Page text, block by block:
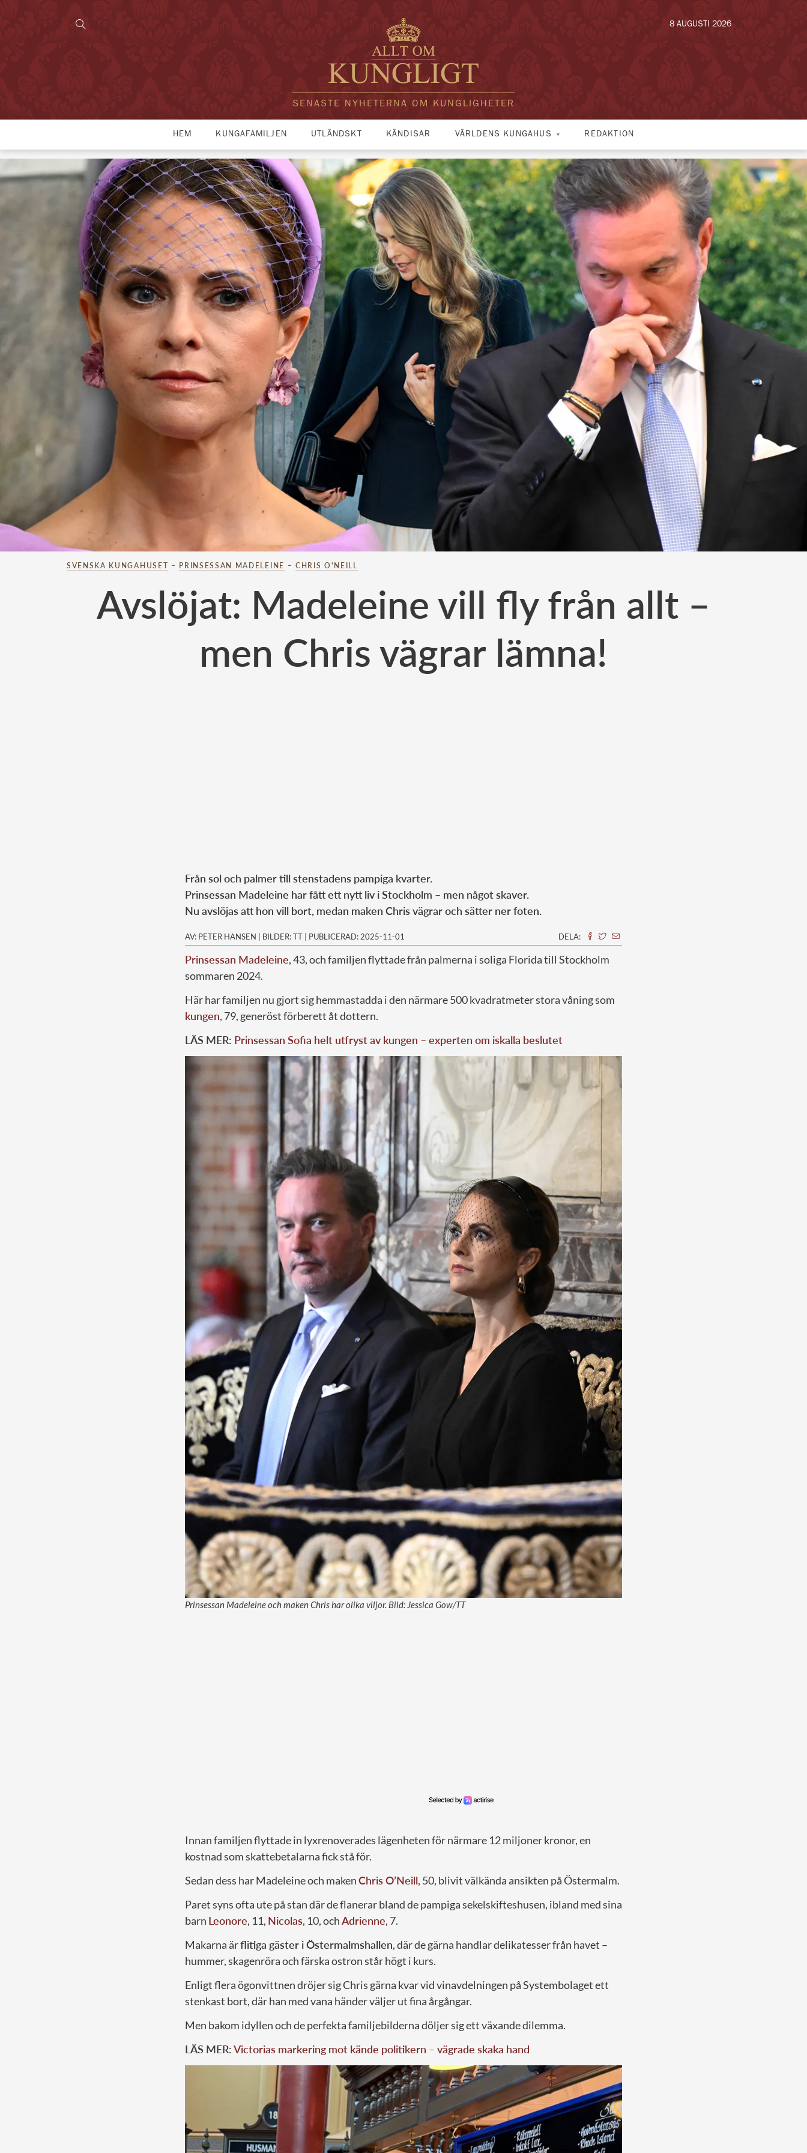
SENASTE NYHETERNA OM KUNGLIGHETER
8 AUGUSTI 2026
HEM KUNGAFAMILJEN UTLÄNDSKT KÄNDISAR VÄRLDENS KUNGAHUS REDAKTION
SVENSKA KUNGAHUSET – PRINSESSAN MADELEINE – CHRIS O'NEILL
Avslöjat: Madeleine vill fly från allt –
men Chris vägrar lämna!
Från sol och palmer till stenstadens pampiga kvarter.
Prinsessan Madeleine har fått ett nytt liv i Stockholm – men något skaver.
Nu avslöjas att hon vill bort, medan maken Chris vägrar och sätter ner foten.
AV: PETER HANSEN | BILDER: TT | PUBLICERAD: 2025-11-01 DELA:
Prinsessan Madeleine, 43, och familjen flyttade från palmerna i soliga Florida till Stockholm
sommaren 2024.
Här har familjen nu gjort sig hemmastadda i den närmare 500 kvadratmeter stora våning som
kungen, 79, generöst förberett åt dottern.
LÄS MER: Prinsessan Sofia helt utfryst av kungen – experten om iskalla beslutet
Prinsessan Madeleine och maken Chris har olika viljor. Bild: Jessica Gow/TT
Innan familjen flyttade in lyxrenoverades lägenheten för närmare 12 miljoner kronor, en
kostnad som skattebetalarna fick stå för.
Sedan dess har Madeleine och makenChris O’Neill, 50, blivit välkända ansikten på Östermalm.
Paret syns ofta ute på stan där de flanerar bland de pampiga sekelskifteshusen, ibland med sina
barn Leonore, 11, Nicolas, 10, ochAdrienne, 7.
Makarna ärflitiga gäster i Östermalmshallen, där de gärna handlar delikatesser från havet –
hummer, skagenröra och färska ostron står högt i kurs.
Enligt flera ögonvittnen dröjer sig Chris gärna kvar vid vinavdelningen på Systembolaget ett
stenkast bort, där han med vana händer väljer ut fina årgångar.
Men bakom idyllen och de perfekta familjebilderna döljer sig ett växande dilemma.
LÄS MER:Victorias markering mot kände politikern – vägrade skaka hand